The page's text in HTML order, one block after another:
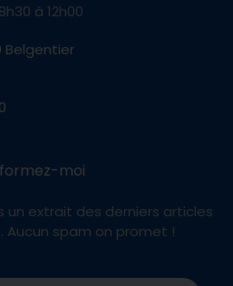
à 12h00
Belgentier
moi
un extrait des derniers articles
Aucun spam on promet !